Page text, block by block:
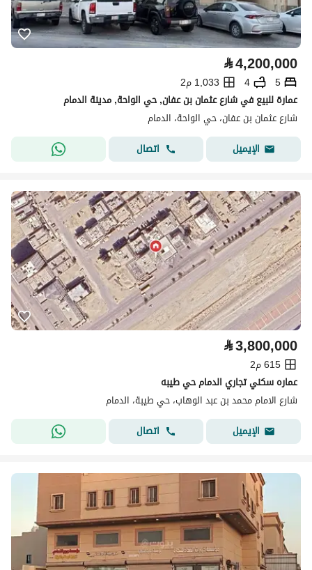
⃁4,200,000
5
4
1,033 م2
عمارة للبيع في شارع عثمان بن عفان, حي الواحة, مدينة الدمام
شارع عثمان بن عفان، حي الواحة، الدمام
الإيميل
اتصال
⃁3,800,000
615 م2
عماره سكني تجاري الدمام حي طيبه
شارع الامام محمد بن عبد الوهاب، حي طيبة، الدمام
الإيميل
اتصال